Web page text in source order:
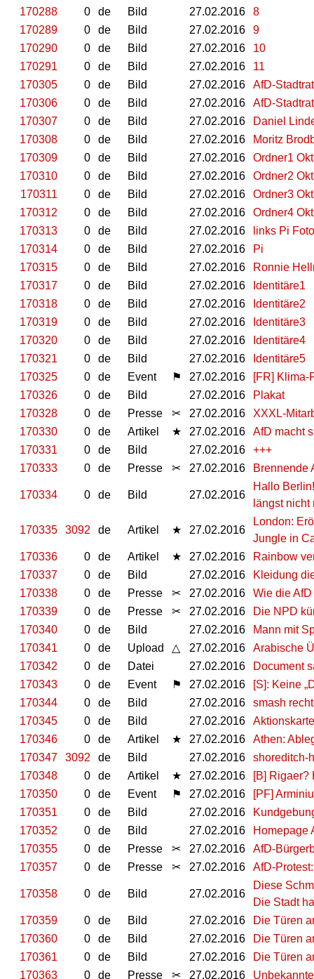
170288
0 de Bild 27.02.2016
8
170289
0 de Bild 27.02.2016
9
170290
0 de Bild 27.02.2016
10
170291
0 de Bild 27.02.2016
11
170305
0 de Bild 27.02.2016
AfD-
170306
0 de Bild 27.02.2016
AfD-
170307
0 de Bild 27.02.2016
Daniel
170308
0 de Bild 27.02.2016
Moritz
170309
0 de Bild 27.02.2016
Ordner1
170310
0 de Bild 27.02.2016
Ordner2
170311
0 de Bild 27.02.2016
Ordner3
170312
0 de Bild 27.02.2016
Ordner4
170313
0 de Bild 27.02.2016
links Pi
170314
0 de Bild 27.02.2016
Pi
170315
0 de Bild 27.02.2016
Ronnie
170317
0 de Bild 27.02.2016
Identitäre1
170318
0 de Bild 27.02.2016
Identitäre2
170319
0 de Bild 27.02.2016
Identitäre3
170320
0 de Bild 27.02.2016
Identitäre4
170321
0 de Bild 27.02.2016
Identitäre5
170325
0 de Event ⚑ 27.02.2016
[FR] Klima-
170326
0 de Bild 27.02.2016
Plakat
170328
0 de Presse ✂ 27.02.2016
XXXL-
170330
0 de Artikel ★ 27.02.2016
AfD macht
170331
0 de Bild 27.02.2016
+++
170333
0 de Presse ✂ 27.02.2016 Brennende
170334 0 de Bild 27.02.2016
Hallo
längst
170335 3092 de Artikel ★ 27.02.2016
London:
Jungle in
170336
0 de Artikel ★ 27.02.2016
Rainbow
170337
0 de Bild 27.02.2016
Kleidung
170338
0 de Presse ✂ 27.02.2016
Wie die
170339
0 de Presse ✂ 27.02.2016
Die NPD
170340
0 de Bild 27.02.2016
Mann mit
170341
0 de Upload △ 27.02.2016
Arabische
170342
0 de Datei 27.02.2016
Document
170343
0 de Event ⚑ 27.02.2016
[S]: Keine
170344
0 de Bild 27.02.2016
smash
170345
0 de Bild 27.02.2016
Aktionskarte
170346
0 de Artikel ★ 27.02.2016
Athen:
170347
3092 de Bild 27.02.2016
shoreditch-
170348
0 de Artikel ★ 27.02.2016
[B] Rigaer?
170350
0 de Event ⚑ 27.02.2016
[PF]
170351
0 de Bild 27.02.2016
170352
0 de Bild 27.02.2016
Homepage
170355
0 de Presse ✂ 27.02.2016
AfD-
170357
0 de Presse ✂ 27.02.2016 AfD-
170358 0 de Bild 27.02.2016
Diese
Die Stadt
170359
0 de Bild 27.02.2016
Die Türen
170360
0 de Bild 27.02.2016
Die Türen
170361
0 de Bild 27.02.2016
Die Türen
170363
0 de Presse ✂ 27.02.2016